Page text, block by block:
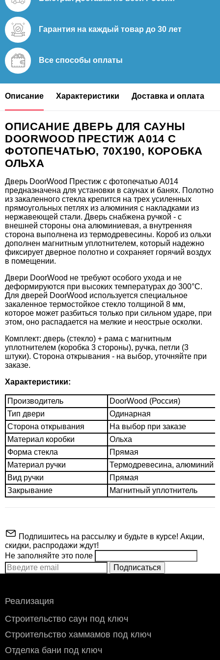
Гарантия на каждый товар до 30 лет
Все способы оплаты
Описание Характеристики Доставка и оплата
ОПИСАНИЕ ДВЕРЬ ДЛЯ САУНЫ
DOORWOOD ПРЕСТИЖ А014 С
ФОТОПЕЧАТЬЮ, 70Х190, КОРОБКА
ОЛЬХА
Дверь DoorWood Престиж с фотопечатью А014
предназначена для установки в саунах и банях. Полотно
из закаленного стекла крепится на трех усиленных
прямоугольных петлях из алюминия с накладками из
нержавеющей стали. Дверь снабжена ручкой - с
внешней стороны она алюминиевая, а внутренняя
сторона выполнена из термодревесины. Короб из ольхи
дополнен магнитным уплотнителем, который надежно
фиксирует дверное полотно и сохраняет горячий воздух
в помещении.
Двери DoorWood не требуют особого ухода и не
деформируются при высоких температурах до 300°C.
Для дверей DoorWood используется специальное
закаленное термостойкое стекло толщиной 8 мм,
которое может разбиться только при сильном ударе, при
этом, оно распадается на мелкие и неострые осколки.
Комплект: дверь (стекло) + рама с магнитным
уплотнителем (коробка 3 стороны), ручка, петли (3
штуки). Сторона открывания - на выбор, уточняйте при
заказе.
Характеристики:
Производитель
DoorWood (Россия)
Тип двери
Одинарная
Сторона открывания
На выбор при заказе
Материал коробки
Ольха
Форма стекла
Прямая
Материал ручки
Термодревесина, алюминий
Вид ручки
Прямая
Закрывание
Магнитный уплотнитель
Производитель
Цвет стекла
Материал коробки
ВНИМАНИЕ!
Стоимость доставки по Москве (в пределах МКАД)
53.800
Дверь для сауны DoorWood Престиж А014 с
Подпишитесь на рассылку и будьте в курсе! Акции,
скидки, распродажи ждут!
Не заполняйте это поле
Подписаться
Реализация
Строительство саун под ключ
Строительство хаммамов под ключ
Отделка бани под ключ